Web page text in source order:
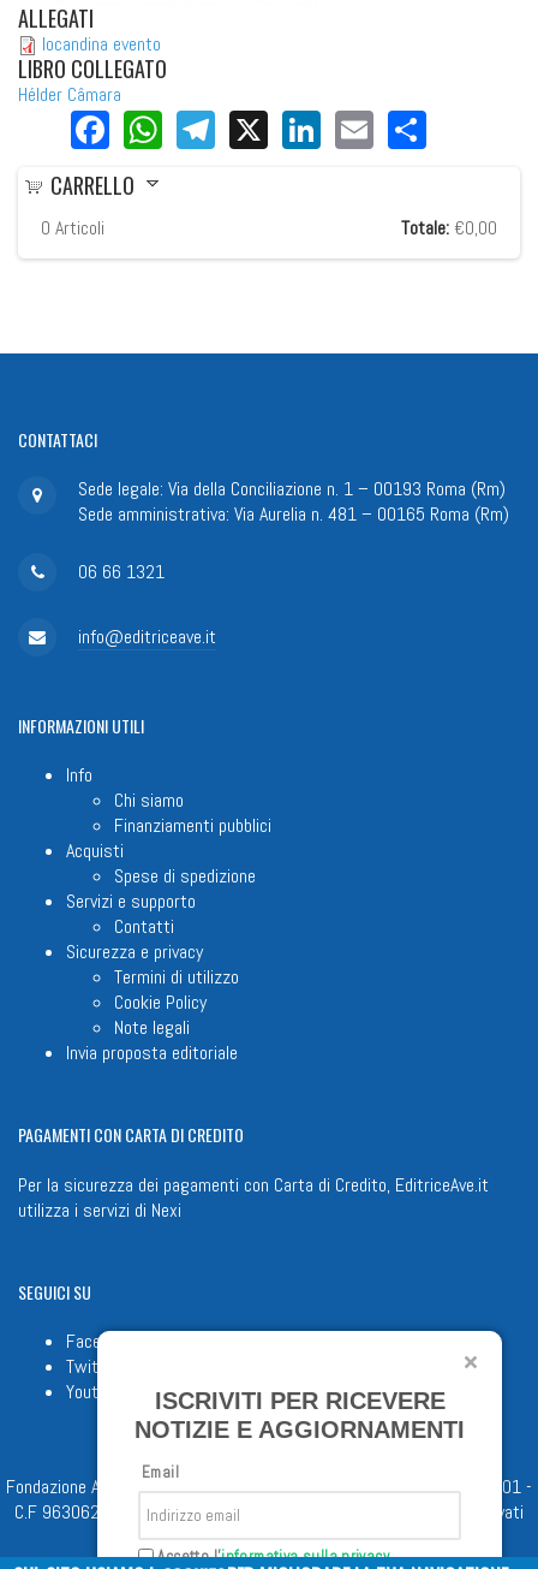
ALLEGATI
locandina evento
LIBRO COLLEGATO
Hélder Câmara
Facebook
WhatsApp
Telegram
X LinkedIn
Email
CARRELLO
0 Articoli Totale: €0,00
CONTATTACI
Sede legale: Via della Conciliazione n. 1 – 00193 Roma (Rm)
Sede amministrativa: Via Aurelia n. 481 – 00165 Roma (Rm)
06 66 1321
info@editriceave.it
INFORMAZIONIUTILI
Info
Chi siamo
Finanziamenti pubblici
Acquisti
Spese di spedizione
Servizi e supporto
Contatti
Sicurezza e privacy
Termini di utilizzo
Cookie Policy
Note legali
Invia proposta editoriale
PAGAMENTICON CARTA DI CREDITO
Per la sicurezza dei pagamenti con Carta di Credito, EditriceAve.it
utilizza i servizi di Nexi
SEGUICISU
Facebook
Twitter
Youtube
Fondazione Apostolicam Actuositatem ETS © 2023 - P.I. 05398481001 -
C.F 96306220581 - REA 888781 del 23/02/98 - Tutti i diritti riservati
ISCRIVITI PER RICEVERE
NOTIZIE E AGGIORNAMENTI
Email
Accetto l'informativa sulla privacy